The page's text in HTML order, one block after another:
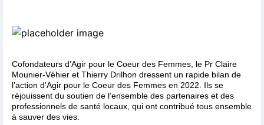
Cofondateurs d’Agir pour le Coeur des Femmes, le Pr Claire
Mounier-Véhier et Thierry Drilhon dressent un rapide bilan de
l’action d’Agir pour le Coeur des Femmes en 2022. Ils se
réjouissent du soutien de l’ensemble des partenaires et des
professionnels de santé locaux, qui ont contribué tous ensemble
à sauver des vies.